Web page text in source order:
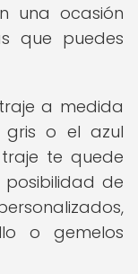
una ocasión
que puedes
a medida
gris o el azul
te quede
de
o gemelos